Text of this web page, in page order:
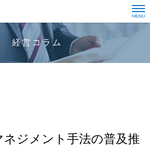
経営コラム
ジメント手法の普及推